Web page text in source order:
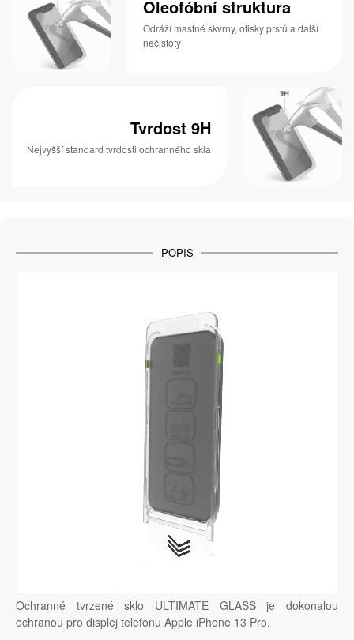
Oleofóbní struktura
Odráží mastné skvrny, otisky prstů a další
nečistoty
Tvrdost 9H
Nejvyšší standard tvrdosti ochranného skla
POPIS
Ochranné tvrzené sklo ULTIMATE GLASS je dokonalou
ochranou pro displej telefonu Apple iPhone 13 Pro.